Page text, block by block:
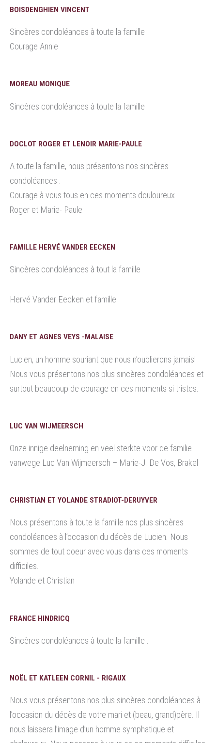
BOISDENGHIEN VINCENT
Sincères condoléances à toute la famille
Courage Annie
MOREAU MONIQUE
Sincères condoléances à toute la famille
DOCLOT ROGER ET LENOIR MARIE-PAULE
A toute la famille, nous présentons nos sincères
condoléances .
Courage à vous tous en ces moments douloureux.
Roger et Marie- Paule
FAMILLE HERVÉ VANDER EECKEN
Sincères condoléances à tout la famille
Hervé Vander Eecken et famille
DANY ET AGNES VEYS -MALAISE
Lucien, un homme souriant que nous n’oublierons jamais!
Nous vous présentons nos plus sincères condoléances et
surtout beaucoup de courage en ces moments si tristes.
LUC VAN WIJMEERSCH
Onze innige deelneming en veel sterkte voor de familie
vanwege Luc Van Wijmeersch – Marie-J. De Vos, Brakel
CHRISTIAN ET YOLANDE STRADIOT-DERUYVER
Nous présentons à toute la famille nos plus sincères
condoléances à l’occasion du décès de Lucien. Nous
sommes de tout coeur avec vous dans ces moments
difficiles.
Yolande et Christian
FRANCE HINDRICQ
Sincères condoléances à toute la famille .
NOËL ET KATLEEN CORNIL - RIGAUX
Nous vous présentons nos plus sincères condoléances à
l’occasion du décès de votre mari et (beau, grand)père. Il
nous laissera l’image d’un homme symphatique et